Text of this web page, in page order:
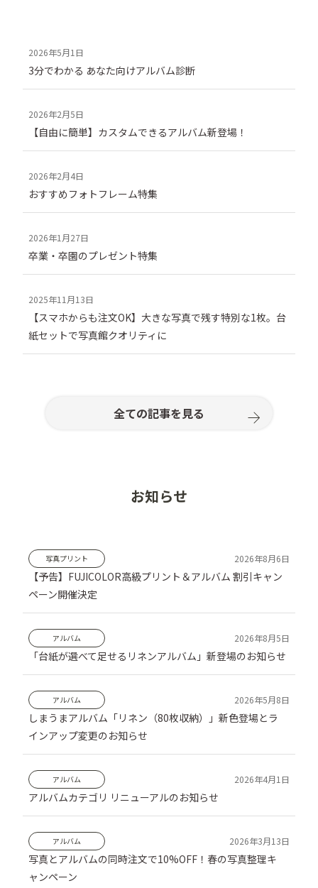
3分でわかる あなた向けアルバム診断
【自由に簡単】カスタムできるアルバム新登場！
おすすめフォトフレーム特集
卒業・卒園のプレゼント特集
【スマホからも注文OK】大きな写真で残す特別な1枚。台
紙セットで写真館クオリティに
全ての記事を見る
お知らせ
写真プリント
【予告】FUJICOLOR高級プリント＆アルバム 割引キャン
ペーン開催決定
アルバム
「台紙が選べて足せるリネンアルバム」新登場のお知らせ
アルバム
しまうまアルバム「リネン（80枚収納）」新色登場とラ
インアップ変更のお知らせ
アルバム
アルバムカテゴリ リニューアルのお知らせ
アルバム
写真とアルバムの同時注文で10%OFF！春の写真整理キ
ャンペーン